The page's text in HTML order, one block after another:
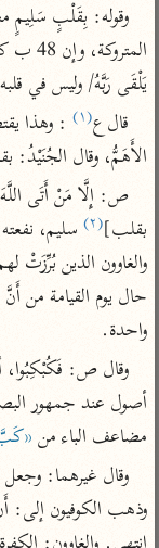
منتقاة
تفسير ابن القيم
تفسير ابن تيمية
عامّة
تفسير السمعاني
تفسير مكّي
محاسن التأويل
للقاسمي
تفسير الثعالبي
تفسير السمرقندي
تفسير الثعلبي
يَلْقَى رَبَّهُ/ وليس في
قال ع(١)
الأَهَمُّ، وقال الجُنَيْدُ:
بقلب](٢)
واحدة.
مضاعف الباء من
وذهب الكوفيون إلى: